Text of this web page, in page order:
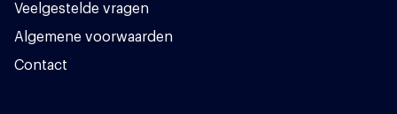
Veelgestelde vragen
Algemene voorwaarden
Contact